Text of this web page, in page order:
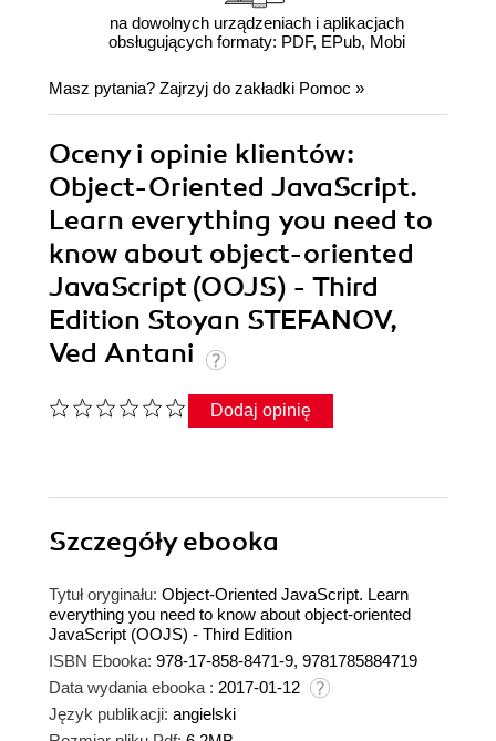
na dowolnych urządzeniach i aplikacjach
obsługujących formaty: PDF, EPub, Mobi
Masz pytania? Zajrzyj do zakładki Pomoc »
Oceny i opinie klientów:
Object-Oriented JavaScript.
Learn everything you need to
know about object-oriented
JavaScript (OOJS) - Third
Edition Stoyan STEFANOV,
Ved Antani
Dodaj opinię
Szczegółyebooka
Tytuł oryginału: Object-Oriented JavaScript. Learn
everything you need to know about object-oriented
JavaScript (OOJS) - Third Edition
ISBN Ebooka: 978-17-858-8471-9, 9781785884719
Data wydania ebooka : 2017-01-12
Język publikacji: angielski